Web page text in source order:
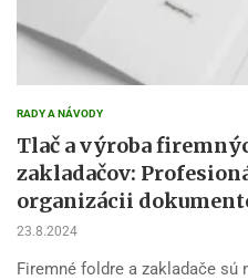
RADY A NÁVODY
Tlač a výroba
zakladačov:
organizácii
23.8.2024
Firemné foldre a zakladače